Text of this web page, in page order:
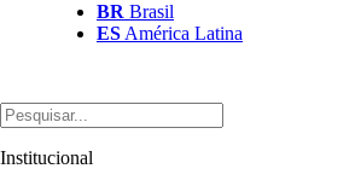
BR Brasil
ES América Latina
Institucional